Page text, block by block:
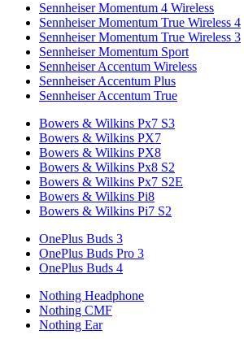
Sennheiser Momentum 4 Wireless
Sennheiser Momentum True Wireless 4
Sennheiser Momentum True Wireless 3
Sennheiser Momentum Sport
Sennheiser Accentum Wireless
Sennheiser Accentum Plus
Sennheiser Accentum True
Bowers & Wilkins Px7 S3
Bowers & Wilkins PX7
Bowers & Wilkins PX8
Bowers & Wilkins Px8 S2
Bowers & Wilkins Px7 S2E
Bowers & Wilkins Pi8
Bowers & Wilkins Pi7 S2
OnePlus Buds 3
OnePlus Buds Pro 3
OnePlus Buds 4
Nothing Headphone
Nothing CMF
Nothing Ear